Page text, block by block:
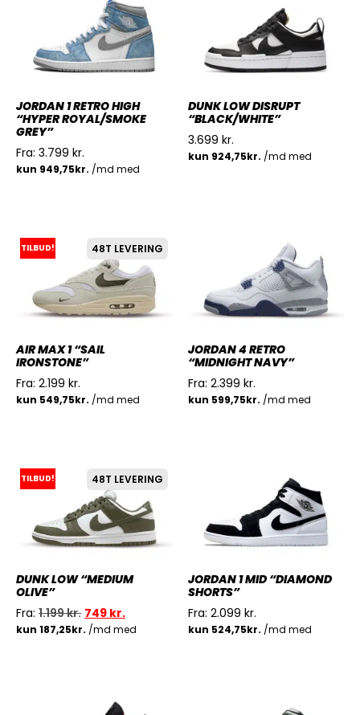
JORDAN 1 RETRO HIGH
“HYPER ROYAL/SMOKE
GREY”
Fra: 3.799 kr.
DUNK LOW DISRUPT
“BLACK/WHITE”
3.699 kr.
TILBUD! 48T LEVERING
AIR MAX 1 “SAIL
IRONSTONE”
Fra: 2.199 kr.
JORDAN 4 RETRO
“MIDNIGHT NAVY”
Fra: 2.399 kr.
TILBUD! 48T LEVERING
DUNK LOW “MEDIUM
OLIVE”
Fra: 1.199kr. 749 kr.
JORDAN 1 MID “DIAMOND
SHORTS”
Fra: 2.099 kr.